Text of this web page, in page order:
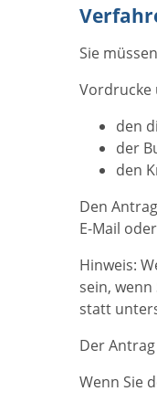
Sie
Vordrucke
den
der
den
Den
E-Mail
Hinweis:
sein, wenn
statt
Der
Wenn Sie